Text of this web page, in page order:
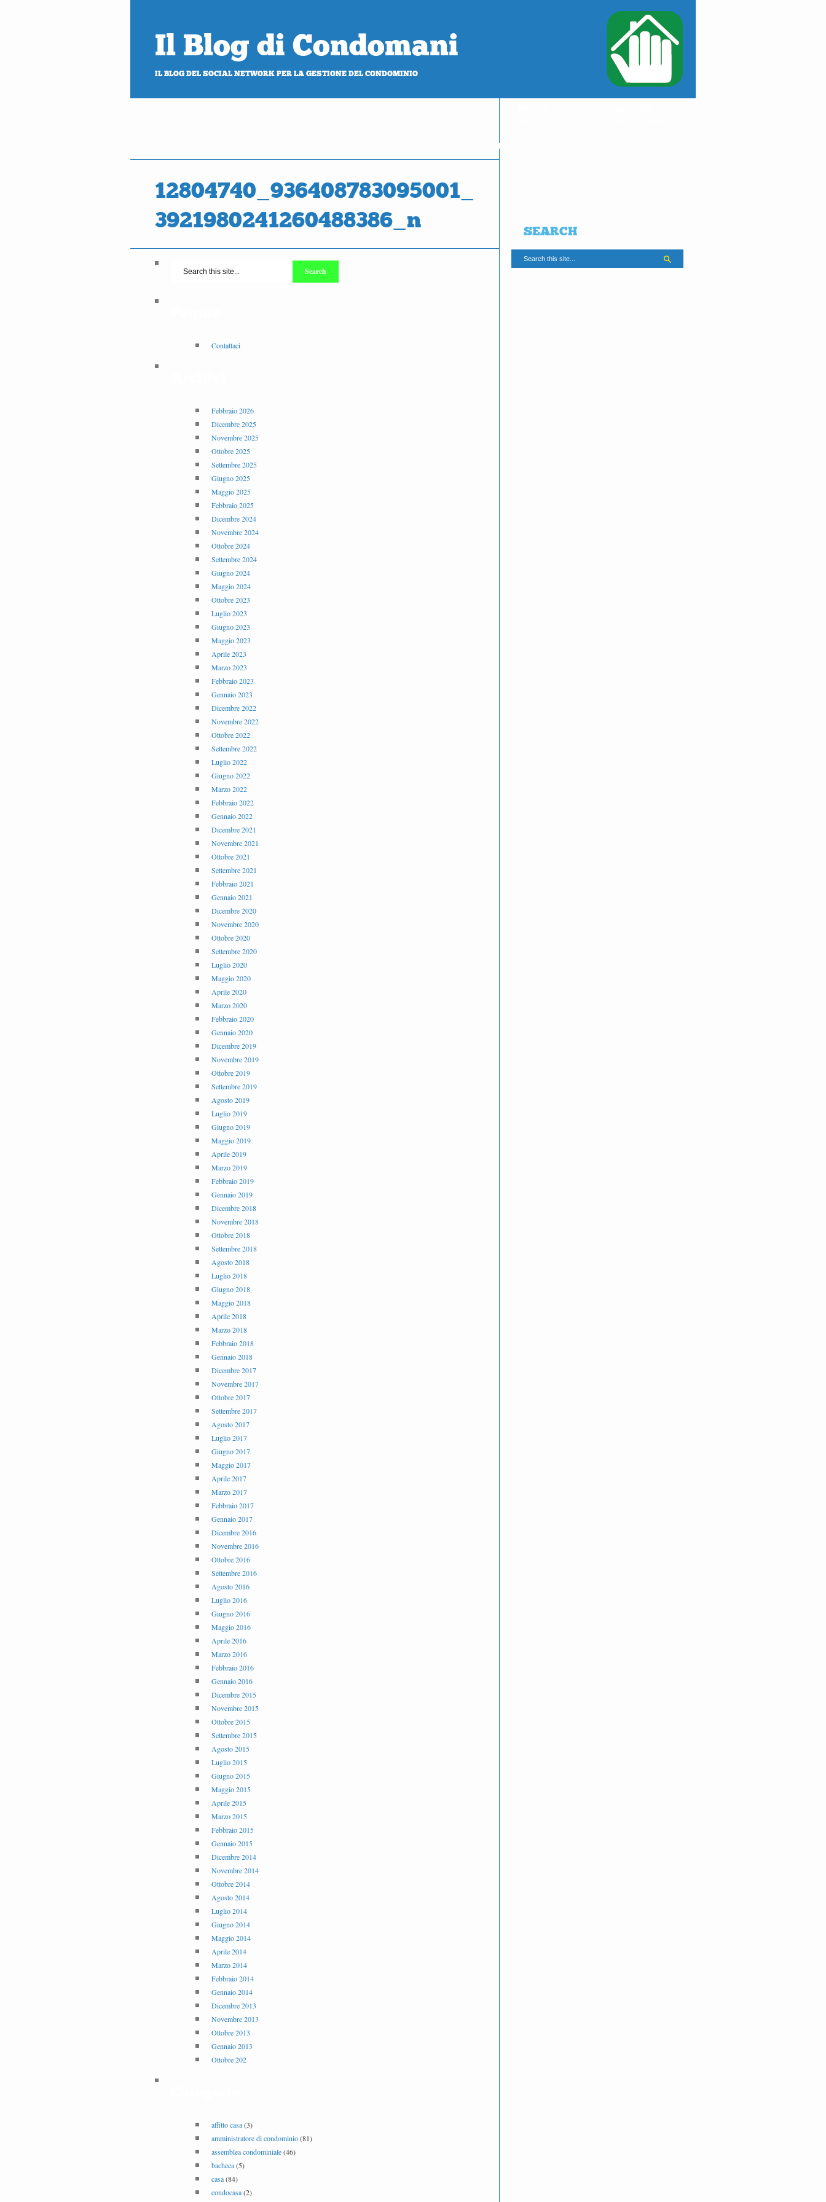
Il Blog di Condomani
IL BLOG DEL SOCIAL NETWORK PER LA GESTIONE DEL CONDOMINIO
12804740_936408783095001_
3921980241260488386_n
Contattaci
Febbraio 2026
Dicembre 2025
Novembre 2025
Ottobre 2025
Settembre 2025
Giugno 2025
Maggio 2025
Febbraio 2025
Dicembre 2024
Novembre 2024
Ottobre 2024
Settembre 2024
Giugno 2024
Maggio 2024
Ottobre 2023
Luglio 2023
Giugno 2023
Maggio 2023
Aprile 2023
Marzo 2023
Febbraio 2023
Gennaio 2023
Dicembre 2022
Novembre 2022
Ottobre 2022
Settembre 2022
Luglio 2022
Giugno 2022
Marzo 2022
Febbraio 2022
Gennaio 2022
Dicembre 2021
Novembre 2021
Ottobre 2021
Settembre 2021
Febbraio 2021
Gennaio 2021
Dicembre 2020
Novembre 2020
Ottobre 2020
Settembre 2020
Luglio 2020
Maggio 2020
Aprile 2020
Marzo 2020
Febbraio 2020
Gennaio 2020
Dicembre 2019
Novembre 2019
Ottobre 2019
Settembre 2019
Agosto 2019
Luglio 2019
Giugno 2019
Maggio 2019
Aprile 2019
Marzo 2019
Febbraio 2019
Gennaio 2019
Dicembre 2018
Novembre 2018
Ottobre 2018
Settembre 2018
Agosto 2018
Luglio 2018
Giugno 2018
Maggio 2018
Aprile 2018
Marzo 2018
Febbraio 2018
Gennaio 2018
Dicembre 2017
Novembre 2017
Ottobre 2017
Settembre 2017
Agosto 2017
Luglio 2017
Giugno 2017
Maggio 2017
Aprile 2017
Marzo 2017
Febbraio 2017
Gennaio 2017
Dicembre 2016
Novembre 2016
Ottobre 2016
Settembre 2016
Agosto 2016
Luglio 2016
Giugno 2016
Maggio 2016
Aprile 2016
Marzo 2016
Febbraio 2016
Gennaio 2016
Dicembre 2015
Novembre 2015
Ottobre 2015
Settembre 2015
Agosto 2015
Luglio 2015
Giugno 2015
Maggio 2015
Aprile 2015
Marzo 2015
Febbraio 2015
Gennaio 2015
Dicembre 2014
Novembre 2014
Ottobre 2014
Agosto 2014
Luglio 2014
Giugno 2014
Maggio 2014
Aprile 2014
Marzo 2014
Febbraio 2014
Gennaio 2014
Dicembre 2013
Novembre 2013
Ottobre 2013
Gennaio 2013
Ottobre 202
affitto casa(3)
amministratore di condominio(81)
assemblea condominiale(46)
bacheca(5)
casa(84)
condocasa(2)
SEARCH